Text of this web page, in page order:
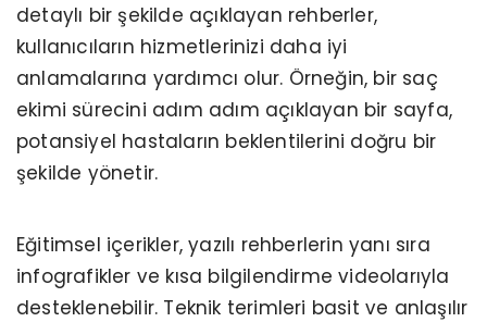
detaylı bir şekilde açıklayan rehberler,
kullanıcıların hizmetlerinizi daha iyi
anlamalarına yardımcı olur. Örneğin, bir saç
ekimi sürecini adım adım açıklayan bir sayfa,
potansiyel hastaların beklentilerini doğru bir
şekilde yönetir.
Eğitimsel içerikler, yazılı rehberlerin yanı sıra
infografikler ve kısa bilgilendirme videolarıyla
desteklenebilir. Teknik terimleri basit ve anlaşılır